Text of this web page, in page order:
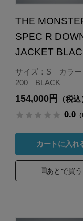
THE
SPEC R
JACKET
サイズ：S カラー
200 BLACK
154,000円 （税込
0.0（
カートに入れ
あとで買う